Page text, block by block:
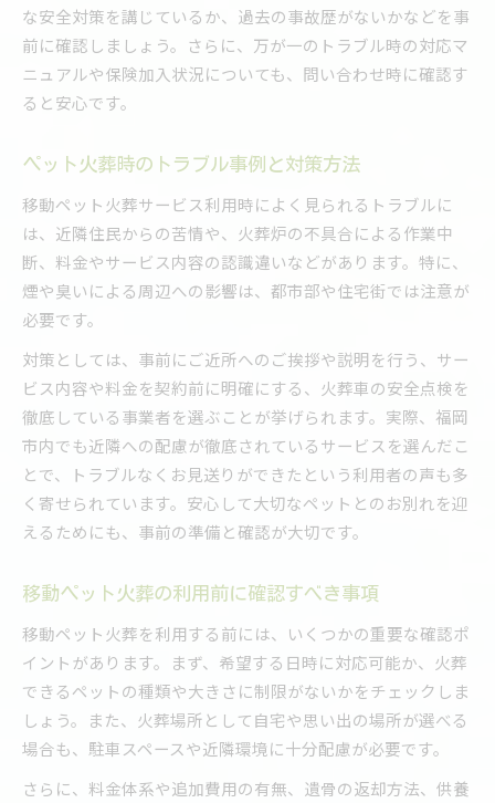
な安全対策を講じているか、過去の事故歴がないかなどを事
前に確認しましょう。さらに、万が一のトラブル時の対応マ
ニュアルや保険加入状況についても、問い合わせ時に確認す
ると安心です。
ペット火葬時のトラブル事例と対策方法
移動ペット火葬サービス利用時によく見られるトラブルに
は、近隣住民からの苦情や、火葬炉の不具合による作業中
断、料金やサービス内容の認識違いなどがあります。特に、
煙や臭いによる周辺への影響は、都市部や住宅街では注意が
必要です。
対策としては、事前にご近所へのご挨拶や説明を行う、サー
ビス内容や料金を契約前に明確にする、火葬車の安全点検を
徹底している事業者を選ぶことが挙げられます。実際、福岡
市内でも近隣への配慮が徹底されているサービスを選んだこ
とで、トラブルなくお見送りができたという利用者の声も多
く寄せられています。安心して大切なペットとのお別れを迎
えるためにも、事前の準備と確認が大切です。
移動ペット火葬の利用前に確認すべき事項
移動ペット火葬を利用する前には、いくつかの重要な確認ポ
イントがあります。まず、希望する日時に対応可能か、火葬
できるペットの種類や大きさに制限がないかをチェックしま
しょう。また、火葬場所として自宅や思い出の場所が選べる
場合も、駐車スペースや近隣環境に十分配慮が必要です。
さらに、料金体系や追加費用の有無、遺骨の返却方法、供養